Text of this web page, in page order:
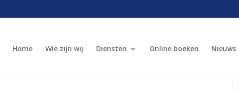
Home Wie zijn wij Diensten Online boeken Nieuws